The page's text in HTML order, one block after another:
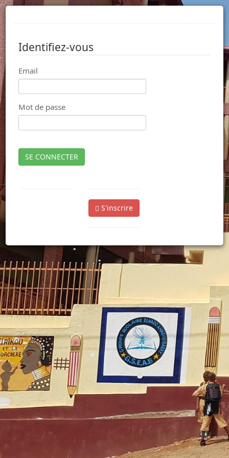
Identifiez-vous
Email
Mot de passe
SE CONNECTER
S'inscrire